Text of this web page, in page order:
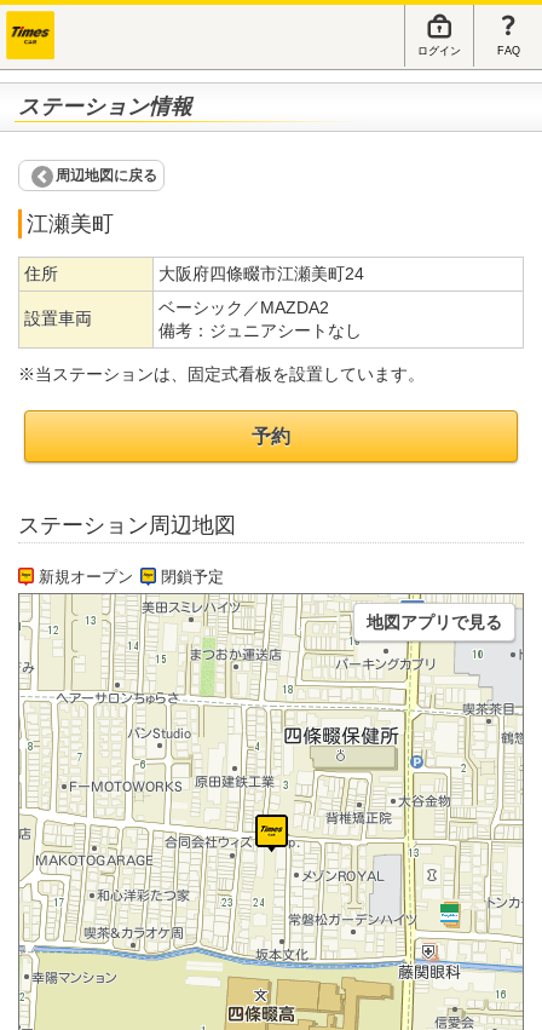
ログイン FAQ
ステーション情報
周辺地図に戻る
江瀬美町
住所 大阪府四條畷市江瀬美町24
設置車両
ベーシック／MAZDA2
備考： ジュニアシートなし
※当ステーションは、固定式看板を設置しています。
予約
ステーション周辺地図
新規オープン 閉鎖予定
地図アプリで見る